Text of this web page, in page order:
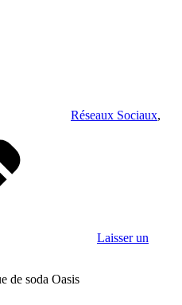
Réseaux Sociaux,
Laisser un
de soda Oasis